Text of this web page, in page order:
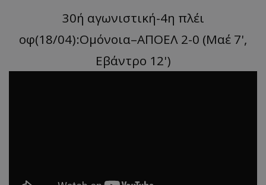
30ή αγωνιστική-4η πλέι
οφ(18/04):Ομόνοια–ΑΠΟΕΛ 2-0 (Μαέ 7',
Eβάντρο 12')